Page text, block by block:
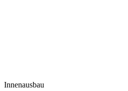
Innenausbau